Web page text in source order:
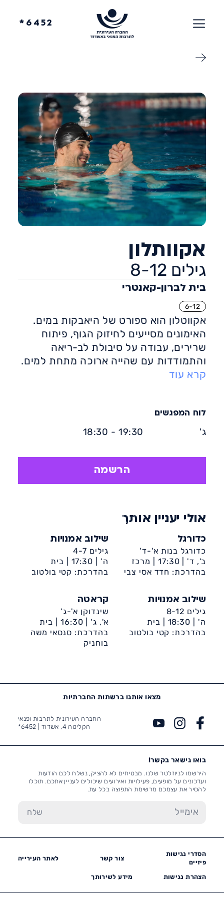
6452*
אקוותלון
גילים 8-12
בית לברון-קאנטרי
6-12
אקווטלון הוא ספורט של היאבקות במים.
האימונים מסייעים לחיזוק הגוף, פיתוח
שרירים, עבודה על סיבולת לב-ריאה
והתמודדות עם שהייה ארוכה מתחת למים.
קרא עוד
הרשמה
לוח המפגשים
ג' 19:30 - 18:30
אולי יעניין אותך
כדורגל
כדורגל בנות א'-ד'
ב', ד' | 17:30 |
מרכז
קהילתי בית לברון
בהדרכת: חדד אסי צבי
שילוב אמנויות
גילים 4-7
ה' | 17:30 |
בית
לברון-אגף תרבות
בהדרכת: קטי בולטוב
שילוב אמנויות
גילים 8-12
ה' | 18:30 |
בית
לברון-אגף תרבות
בהדרכת: קטי בולטוב
קראטה
שינדוקן א'-ג'
א', ג' | 16:30 |
בית
לברון-אגף תרבות
בהדרכת: סנסאי משה
בוחניק
מצאו אותנו ברשתות החברתיות
החברה העירונית לתרבות ופנאי
הקליטה 4, אשדוד |
6452*
בואו נישאר בקשר!
הירשמו לניוזלטר שלנו. מבטיחים לא להציק, נשלח לכם הודעות
ועדכונים על מופעים, פעילויות ואירועים שיכולים לעניין אתכם. תוכלו
להסיר את עצמכם מרשימת התפוצה בכל עת.
הסדרי נגישות
פיזיים
צור קשר לאתר העירייה
הצהרת נגישות מידע לשירותך